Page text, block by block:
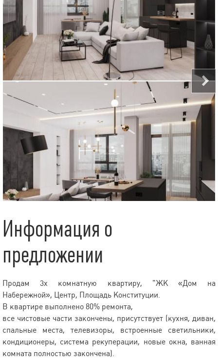
Информация о
предложении
Продам 3х комнатную квартиру, "ЖК «Дом на
Набережной», Центр, Площадь Конституции.
В квартире выполнено 80% ремонта,
все чистовые части закончены, присутствует (кухня, диван,
спальные места, телевизоры, встроенные светильники,
кондиционеры, система рекуперации, новые окна, ванная
комната полностью закончена).